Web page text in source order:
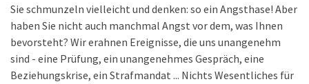
Sie schmunzeln vielleicht und denken: so ein Angsthase! Aber
haben Sie nicht auch manchmal Angst vor dem, was Ihnen
bevorsteht? Wir erahnen Ereignisse, die uns unangenehm
sind - eine Prüfung, ein unangenehmes Gespräch, eine
Beziehungskrise, ein Strafmandat ... Nichts Wesentliches für